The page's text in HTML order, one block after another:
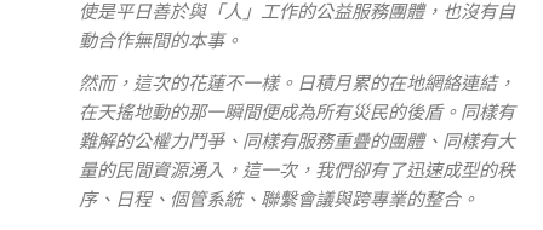
使是平日善於與「人」工作的公益服務團體，也沒有自
動合作無間的本事。
然而，這次的花蓮不一樣。日積月累的在地網絡連結，
在天搖地動的那一瞬間便成為所有災民的後盾。同樣有
難解的公權力鬥爭、同樣有服務重疊的團體、同樣有大
量的民間資源湧入，這一次，我們卻有了迅速成型的秩
序、日程、個管系統、聯繫會議與跨專業的整合。